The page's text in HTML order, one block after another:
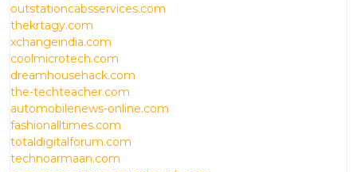
outstationcabsservices.com
thekrtagy.com
xchangeindia.com
coolmicrotech.com
dreamhousehack.com
the-techteacher.com
automobilenews-online.com
fashionalltimes.com
totaldigitalforum.com
technoarmaan.com